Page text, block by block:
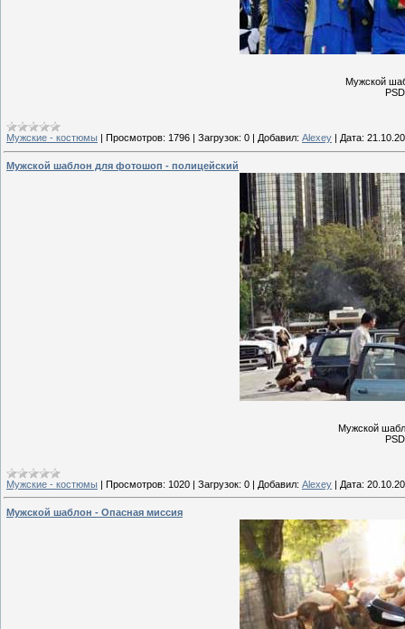
Мужской
Мужские - костюмы Просмотров: 1796 Загрузок: 0 Добавил: Alexey Дата:
Мужской шаблон для фотошоп - полицейский
Мужской
Мужские - костюмы | Просмотров: 1020 | Загрузок: 0 | Добавил: Alexey | Дата:
Мужской шаблон - Опасная миссия